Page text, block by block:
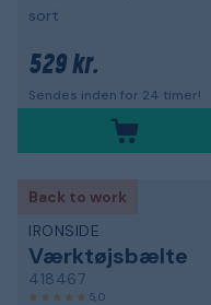
sort
529 kr.
Sendes inden for 24 timer!
Back to work
IRONSIDE
Værktøjsbælte
418467
5,0